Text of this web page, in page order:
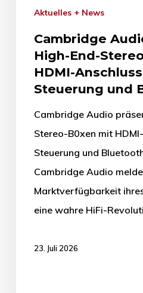
Aktuelles + News
Cambridge
High-End-
HDMI-
Steuerung und
Cambridge Audio
Stereo-B0xen mit
Steuerung und
Cambridge Audio
Marktverfügbarkeit
eine wahre HiFi-
23. Juli 2026